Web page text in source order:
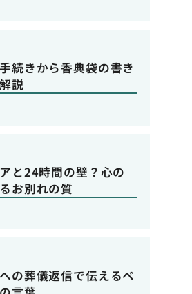
続きから香典袋の書き
説
と24時間の壁？心の
お別れの質
の葬儀返信で伝えるべ